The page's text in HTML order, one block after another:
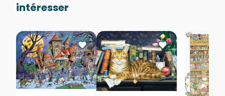
intéresser